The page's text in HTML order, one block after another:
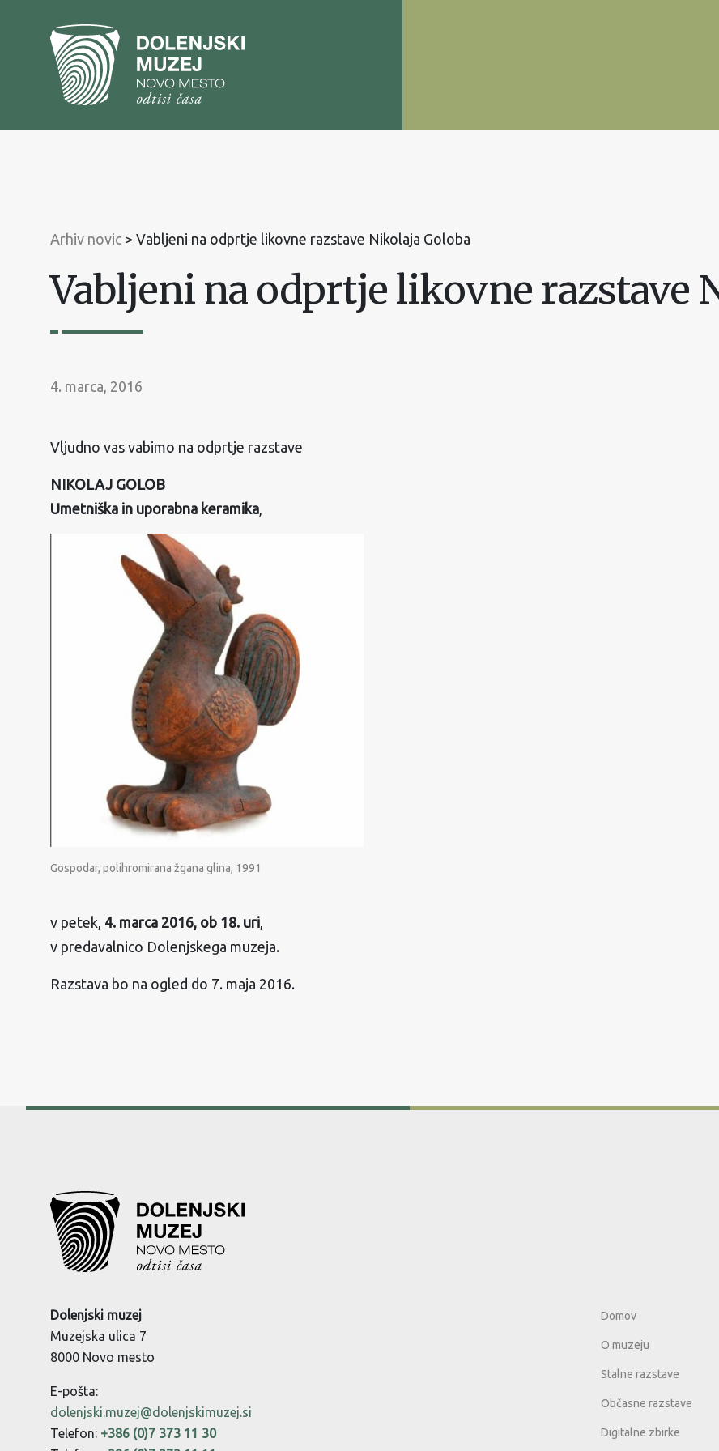
Na
Arhiv novic > Vabljeni na odprtje likovne razstave Nikolaja Goloba
Vabljeni na odprtje likovne razstave
4. marca, 2016
Vljudno vas vabimo na odprtje razstave
NIKOLAJ GOLOB
Umetniška in uporabna keramika,
Gospodar, polihromirana žgana glina, 1991
v petek, 4. marca 2016, ob 18. uri
v predavalnico Dolenjskega muzeja.
Razstava bo na ogled do 7. maja 2016.
Dolenjski muzej
Muzejska ulica 7
8000 Novo mesto
E-pošta:
dolenjski.muzej@dolenjskimuzej.si
Telefon: +386 (0)7 373 11 30
Domov
O muzeju
Stalne razstave
Občasne razstave
Digitalne zbirke